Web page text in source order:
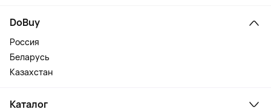
DoBuy
Россия
Беларусь
Казахстан
Каталог